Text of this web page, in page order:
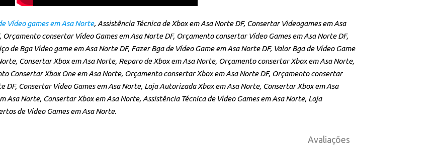
Vídeo games em Asa Norte, Assistência Técnica de Xbox em Asa Norte DF, Consertar Videogames em Asa
Orçamento consertar Vídeo Games em Asa Norte DF, Orçamento consertar Vídeo Games em Asa Norte DF,
de Bga Vídeo game em Asa Norte DF, Fazer Bga de Vídeo Game em Asa Norte DF, Valor Bga de Vídeo Game
Consertar Xbox em Asa Norte, Reparo de Xbox em Asa Norte, Orçamento consertar Xbox em Asa Norte,
Consertar Xbox One em Asa Norte, Orçamento consertar Xbox em Asa Norte DF, Orçamento consertar
DF, Consertar Vídeo Games em Asa Norte, Loja Autorizada Xbox em Asa Norte, Consertar Xbox em Asa
Asa Norte, Consertar Xbox em Asa Norte, Assistência Técnica de Vídeo Games em Asa Norte, Loja
de Vídeo Games em Asa Norte.
Avaliações